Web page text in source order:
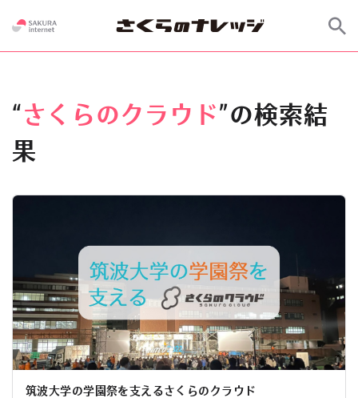
“ さくらのクラウド”の検索結
果
筑波大学の学園祭を支えるさくらのクラウド